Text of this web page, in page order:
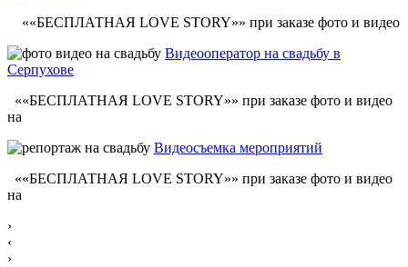
««БЕСПЛАТНАЯ LOVE STORY»» при заказе фото и видео
Видеооператор на свадьбу в
Серпухове
««БЕСПЛАТНАЯ LOVE STORY»» при заказе фото и видео
на
Видеосъемка мероприятий
««БЕСПЛАТНАЯ LOVE STORY»» при заказе фото и видео
на
›
‹
›